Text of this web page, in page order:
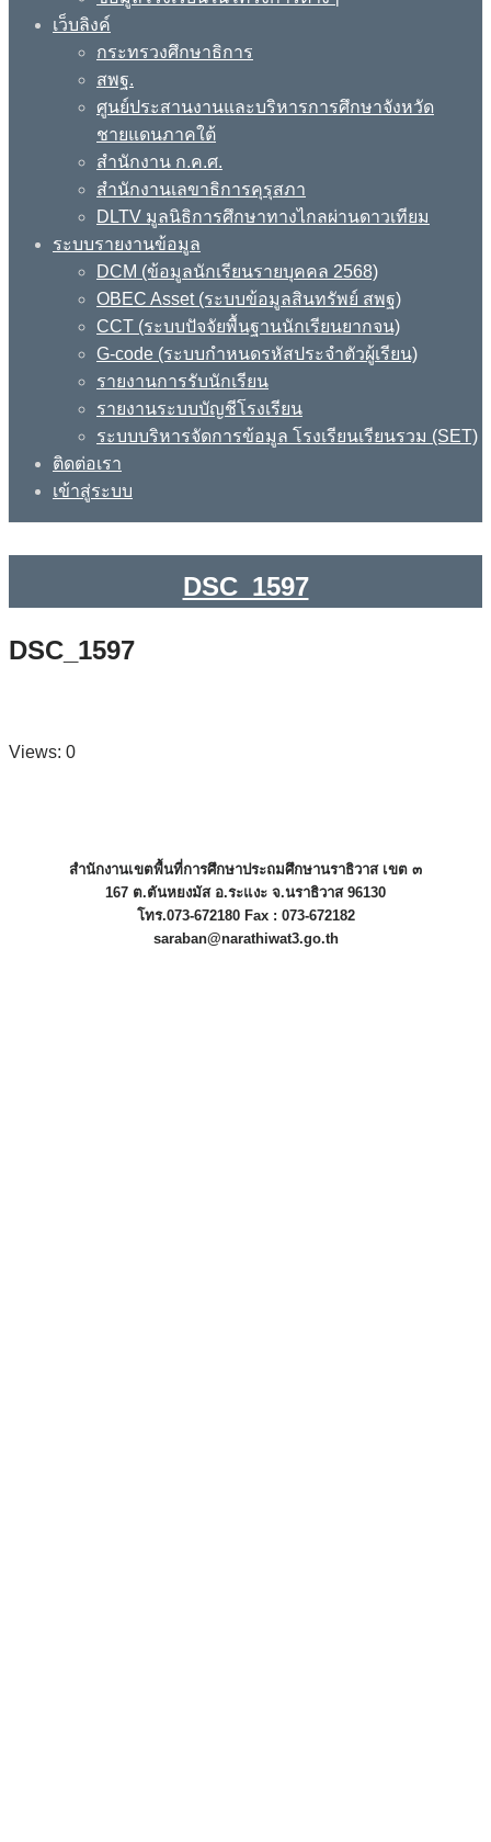
เว็บลิงค์
กระทรวงศึกษาธิการ
สพฐ.
ศูนย์ประสานงานและบริหารการศึกษาจังหวัด
ชายแดนภาคใต้
สำนักงาน ก.ค.ศ.
สำนักงานเลขาธิการคุรุสภา
DLTV มูลนิธิการศึกษาทางไกลผ่านดาวเทียม
ระบบรายงานข้อมูล
DCM (ข้อมูลนักเรียนรายบุคคล 2568)
OBEC Asset (ระบบข้อมูลสินทรัพย์ สพฐ)
CCT (ระบบปัจจัยพื้นฐานนักเรียนยากจน)
G-code (ระบบกำหนดรหัสประจำตัวผู้เรียน)
รายงานการรับนักเรียน
รายงานระบบบัญชีโรงเรียน
ระบบบริหารจัดการข้อมูล โรงเรียนเรียนรวม (SET)
ติดต่อเรา
เข้าสู่ระบบ
DSC_1597
DSC_1597
Views: 0
สำนักงานเขตพื้นที่การศึกษาประถมศึกษานราธิวาส เขต ๓
167 ต.ตันหยงมัส อ.ระแงะ จ.นราธิวาส 96130
โทร.073-672180 Fax : 073-672182
saraban@narathiwat3.go.th